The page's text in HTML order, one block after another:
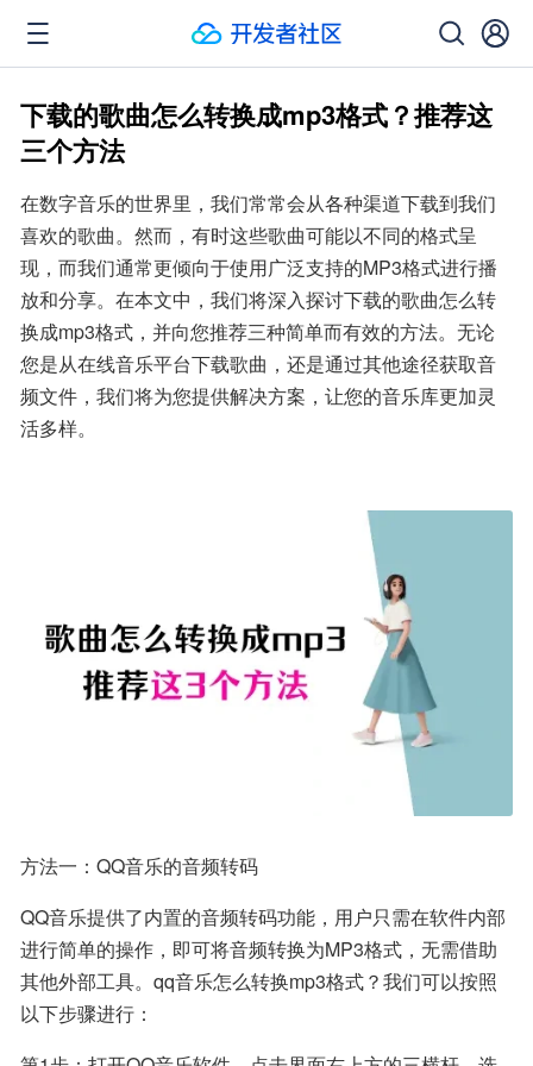
下载的歌曲怎么转换成mp3格式？推荐这
三个方法
在数字音乐的世界里，我们常常会从各种渠道下载到我们
喜欢的歌曲。然而，有时这些歌曲可能以不同的格式呈
现，而我们通常更倾向于使用广泛支持的MP3格式进行播
放和分享。在本文中，我们将深入探讨下载的歌曲怎么转
换成mp3格式，并向您推荐三种简单而有效的方法。无论
您是从在线音乐平台下载歌曲，还是通过其他途径获取音
频文件，我们将为您提供解决方案，让您的音乐库更加灵
活多样。
方法一：QQ音乐的音频转码
QQ音乐提供了内置的音频转码功能，用户只需在软件内部
进行简单的操作，即可将音频转换为MP3格式，无需借助
其他外部工具。qq音乐怎么转换mp3格式？我们可以按照
以下步骤进行：